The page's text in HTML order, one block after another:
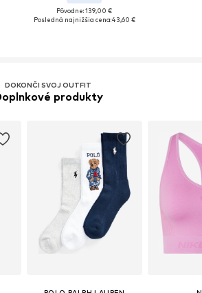
Pôvodne: 139,00 €
Posledná najnižšia cena:43,60 €
DOKONČI SVOJ OUTFIT
produkty